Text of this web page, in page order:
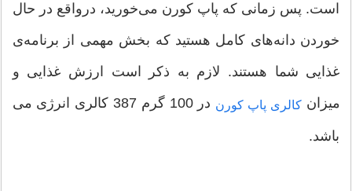
است. پس زمانی که پاپ کورن می‌خورید، در‌واقع در حال
خوردن دانه‌های کامل هستید که بخش مهمی از برنامه‌ی
غذایی شما هستند. لازم به ذکر است ارزش غذایی و
میزانکالری پاپ کورن در 100 گرم 387 کالری انرژی می
باشد.